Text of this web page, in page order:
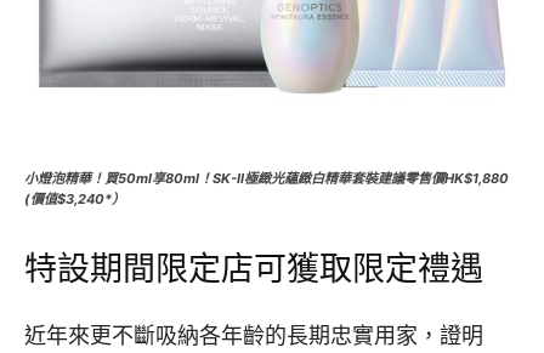
小燈泡精華！買50ml享80ml！SK-II極緻光蘊緻白精華套裝建議零售價HK$1,880
(價值$3,240*）
特設期間限定店可獲取限定禮遇
近年來更不斷吸納各年齡的長期忠實用家，證明